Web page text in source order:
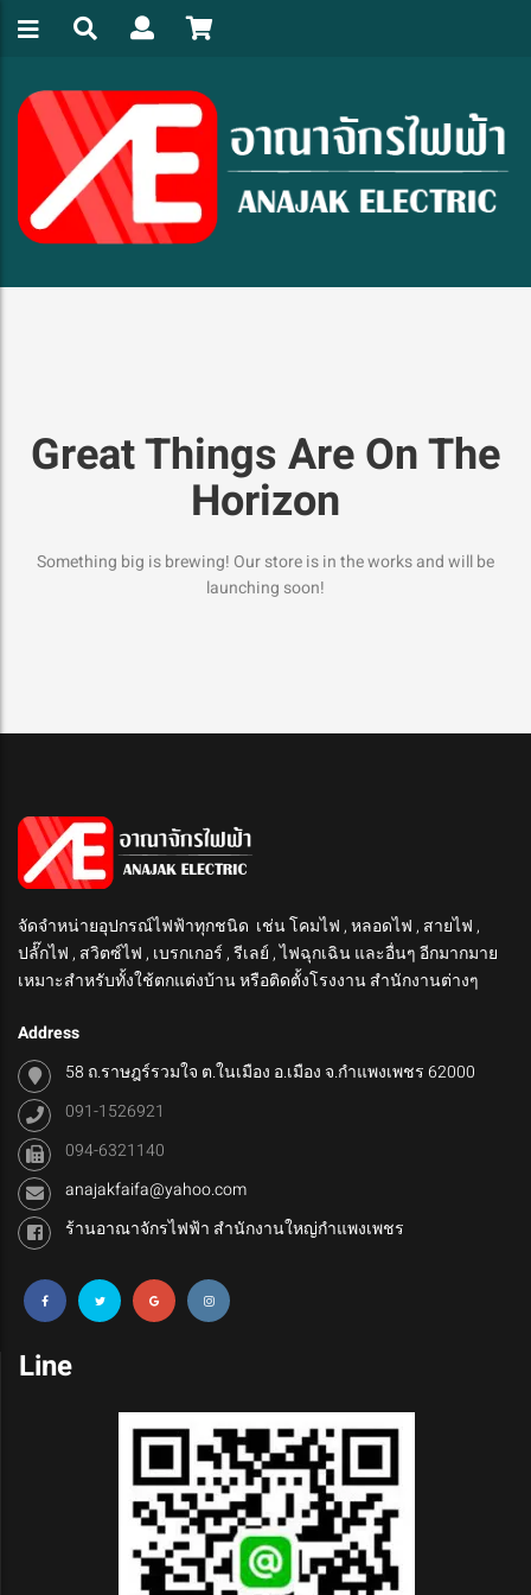
Great Things Are On The
Horizon
Something big is brewing! Our store is in the works and will be
launching soon!
จัดจำหน่ายอุปกรณ์ไฟฟ้าทุกชนิด เช่น โคมไฟ , หลอดไฟ , สายไฟ ,
ปลั๊กไฟ , สวิตซ์ไฟ , เบรกเกอร์ , รีเลย์ , ไฟฉุกเฉิน และอื่นๆ อีกมากมาย
เหมาะสำหรับทั้งใช้ตกแต่งบ้าน หรือติดตั้งโรงงาน สำนักงานต่างๆ
Address
58 ถ.ราษฎร์รวมใจ ต.ในเมือง อ.เมือง จ.กำแพงเพชร 62000
091-1526921
094-6321140
anajakfaifa@yahoo.com
ร้านอาณาจักรไฟฟ้า สำนักงานใหญ่กำแพงเพชร
Line